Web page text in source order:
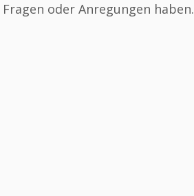
oder Anregungen haben.